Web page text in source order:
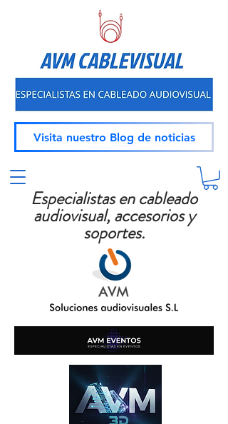
Visita nuestro Blog de noticias
Especialistas en cableado
audiovisual, accesorios y
soportes.